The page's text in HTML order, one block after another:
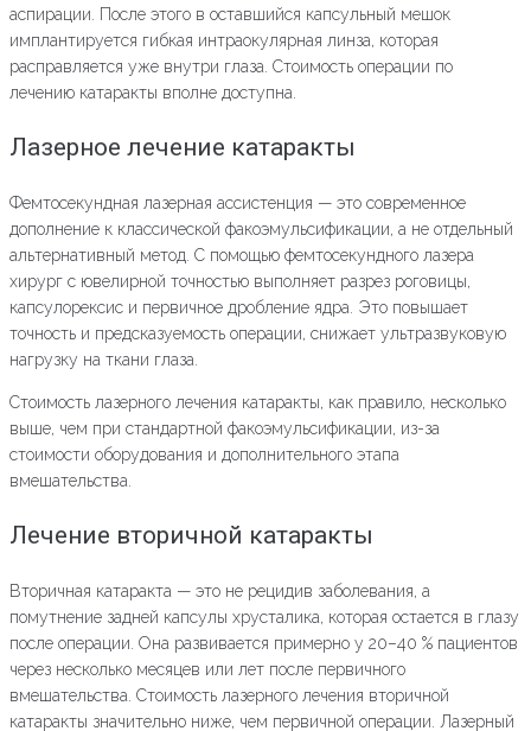
аспирации. После этого в оставшийся капсульный мешок
имплантируется гибкая интраокулярная линза, которая
расправляется уже внутри глаза. Стоимость операции по
лечению катаракты вполне доступна.
Лазерное лечение катаракты
Фемтосекундная лазерная ассистенция — это современное
дополнение к классической факоэмульсификации, а не отдельный
альтернативный метод. С помощью фемтосекундного лазера
хирург с ювелирной точностью выполняет разрез роговицы,
капсулорексис и первичное дробление ядра. Это повышает
точность и предсказуемость операции, снижает ультразвуковую
нагрузку на ткани глаза.
Стоимость лазерного лечения катаракты, как правило, несколько
выше, чем при стандартной факоэмульсификации, из-за
стоимости оборудования и дополнительного этапа
вмешательства.
Лечение вторичной катаракты
Вторичная катаракта — это не рецидив заболевания, а
помутнение задней капсулы хрусталика, которая остается в глазу
после операции. Она развивается примерно у 20–40 % пациентов
через несколько месяцев или лет после первичного
вмешательства. Стоимость лазерного лечения вторичной
катаракты значительно ниже, чем первичной операции. Лазерный